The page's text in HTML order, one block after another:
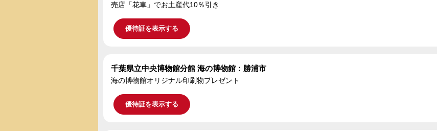
売店「花車」でお土産代10％引き
優待証を表示する
千葉県立中央博物館分館 海の博物館：勝浦市
海の博物館オリジナル印刷物プレゼント
優待証を表示する